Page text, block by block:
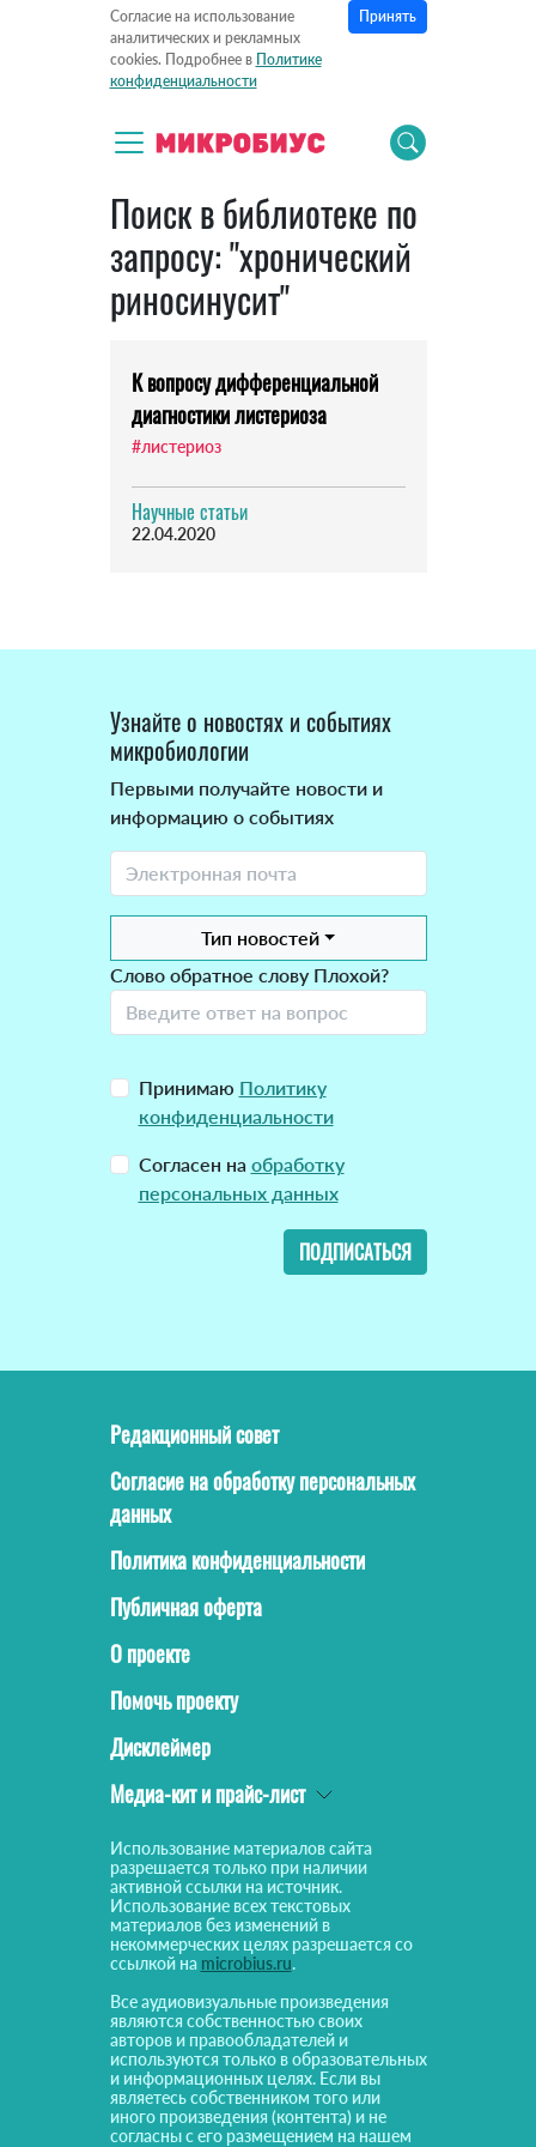
Согласие на использование
аналитических и рекламных
cookies. Подробнее в Политике
конфиденциальности
Принять
Поиск в библиотеке по
запросу: "хронический
риносинусит"
К вопросу дифференциальной
диагностики листериоза
#листериоз
Научные статьи
22.04.2020
Узнайте о новостях и событиях
микробиологии
Первыми получайте новости и
информацию о событиях
Тип новостей
Слово обратное слову Плохой?
Принимаю Политику
конфиденциальности
Согласен на обработку
персональных данных
ПОДПИСАТЬСЯ
Редакционный совет
Согласие на обработку персональных
данных
Политика конфиденциальности
Публичная оферта
О проекте
Помочь проекту
Дисклеймер
Медиа-кит и прайс-лист
Использование материалов сайта
разрешается только при наличии
активной ссылки на источник.
Использование всех текстовых
материалов без изменений в
некоммерческих целях разрешается со
ссылкой на microbius.ru.
Все аудиовизуальные произведения
являются собственностью своих
авторов и правообладателей и
используются только в образовательных
и информационных целях. Если вы
являетесь собственником того или
иного произведения (контента) и не
согласны с его размещением на нашем